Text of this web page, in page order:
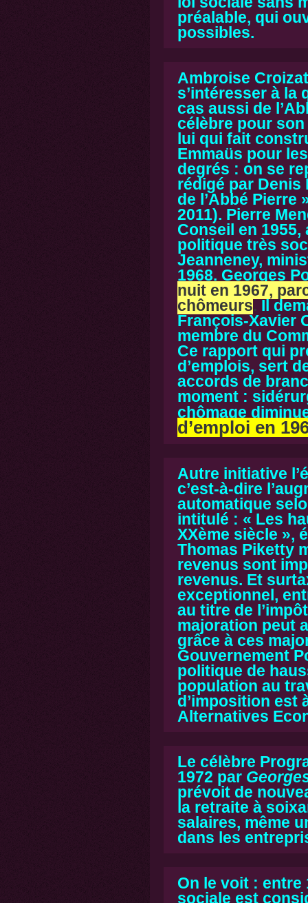
préalable, qui
possibles.
Ambroise Croizat
s’intéresser à la
cas aussi de
célèbre pour son
lui qui fait
Emmaüs pour
degrés : on se
rédigé par
de l’Abbé Pierre
2011). Pierre
Conseil en
politique très
Jeanneney,
1968. Georges
nuit en 1967,
chômeurs. Il
François-Xavier
membre du
Ce rapport qui
d’emplois, sert
accords de
moment :
chômage
d’emploi en
Autre initiative
c’est-à-dire
automatique
intitulé : « Les
XXème siècle »,
Thomas Piketty
revenus sont
revenus. Et
exceptionnel,
au titre de
majoration peut
grâce à ces
Gouvernement
politique de
population au
d’imposition est
Alternatives
Le célèbre
1972 par
prévoit de
la retraite à
salaires, même
dans les
On le voit : entre
sociale est